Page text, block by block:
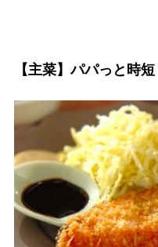
【主菜】パパっと時